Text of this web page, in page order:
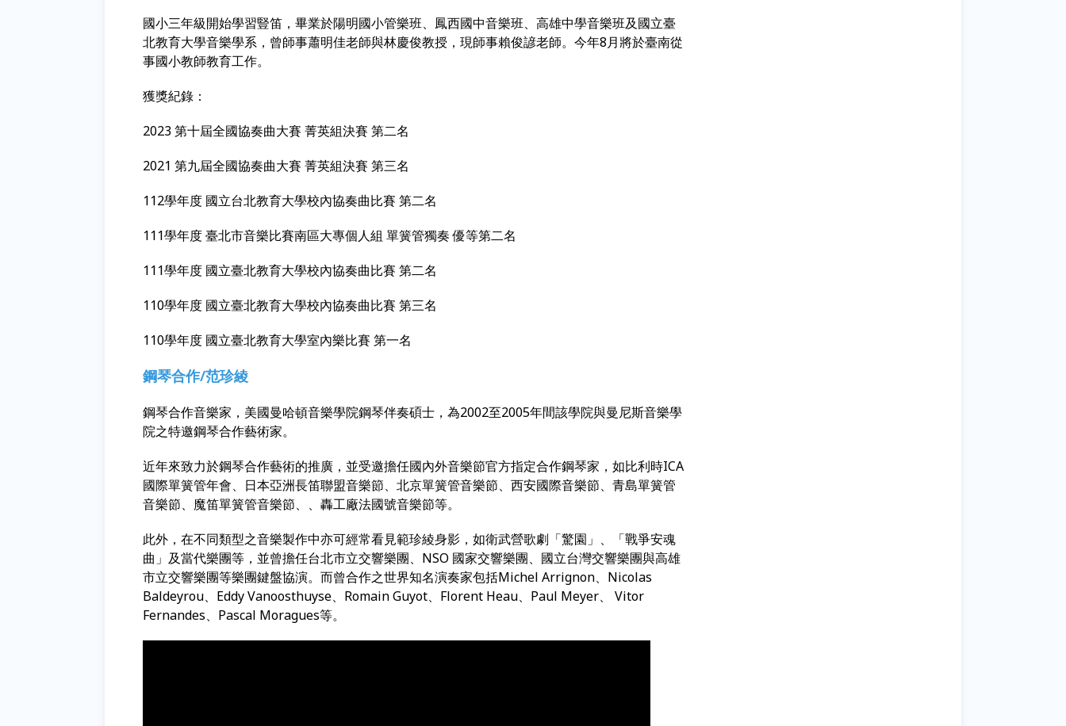
國小三年級開始學習豎笛，畢業於陽明國小管樂班、鳳西國中音樂班、高雄中學音樂班及國立臺
北教育大學音樂學系，曾師事蕭明佳老師與林慶俊教授，現師事賴俊諺老師。今年8月將於臺南從
事國小教師教育工作。
獲獎紀錄：
2023 第十屆全國協奏曲大賽 菁英組決賽 第二名
2021 第九屆全國協奏曲大賽 菁英組決賽 第三名
112學年度 國立台北教育大學校內協奏曲比賽 第二名
111學年度 臺北市音樂比賽南區大專個人組 單簧管獨奏 優等第二名
111學年度 國立臺北教育大學校內協奏曲比賽 第二名
110學年度 國立臺北教育大學校內協奏曲比賽 第三名
110學年度 國立臺北教育大學室內樂比賽 第一名
鋼琴合作/范珍綾
鋼琴合作音樂家，美國曼哈頓音樂學院鋼琴伴奏碩士，為2002至2005年間該學院與曼尼斯音樂學
院之特邀鋼琴合作藝術家。
近年來致力於鋼琴合作藝術的推廣，並受邀擔任國內外音樂節官方指定合作鋼琴家，如比利時ICA
國際單簧管年會、日本亞洲長笛聯盟音樂節、北京單簧管音樂節、西安國際音樂節、青島單簧管
音樂節、魔笛單簧管音樂節、、轟工廠法國號音樂節等。
此外，在不同類型之音樂製作中亦可經常看見範珍綾身影，如衛武營歌劇「驚園」、「戰爭安魂
曲」及當代樂團等，並曾擔任台北市立交響樂團、NSO 國家交響樂團、國立台灣交響樂團與高雄
市立交響樂團等樂團鍵盤協演。而曾合作之世界知名演奏家包括Michel Arrignon、Nicolas
Baldeyrou、Eddy Vanoosthuyse、Romain Guyot、Florent Heau、Paul Meyer、 Vitor
Fernandes、Pascal Moragues等。